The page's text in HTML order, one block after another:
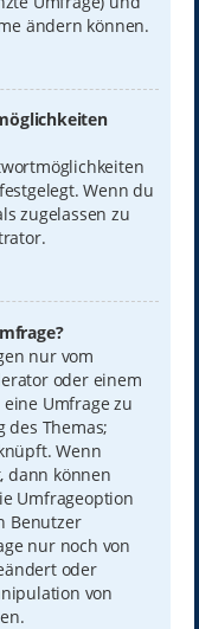
ändern können.
Wenn du
zugelassen zu
nur vom
oder einem
Umfrage zu
des Themas;
Wenn
dann können
Umfrageoption
Benutzer
nur noch von
oder
von